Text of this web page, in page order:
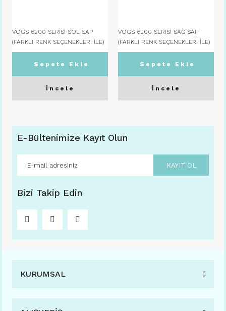
VOGS 6200 SERİSİ SOL SAP
(FARKLI RENK SEÇENEKLERİ İLE)
C04 SİYAH
Sepete Ekle
İncele
VOGS 6200 SERİSİ SAĞ SAP
(FARKLI RENK SEÇENEKLERİ İLE)
C04 SİYAH
Sepete Ekle
İncele
E-Bültenimize Kayıt Olun
KAYIT OL
Bizi Takip Edin
KURUMSAL